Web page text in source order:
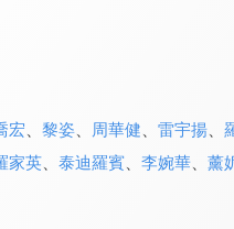
宏 黎姿、 周華健 雷宇揚、
家英、 泰迪羅賓、 李婉華、 薰